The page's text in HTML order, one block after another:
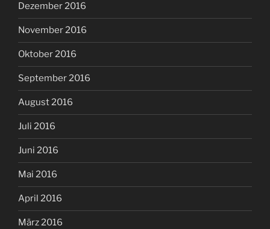
Dezember 2016
November 2016
Oktober 2016
September 2016
August 2016
Juli 2016
Juni 2016
Mai 2016
April 2016
März 2016